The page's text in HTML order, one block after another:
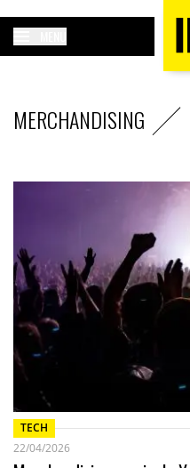
MERCHANDISING
TECH
22/04/2026